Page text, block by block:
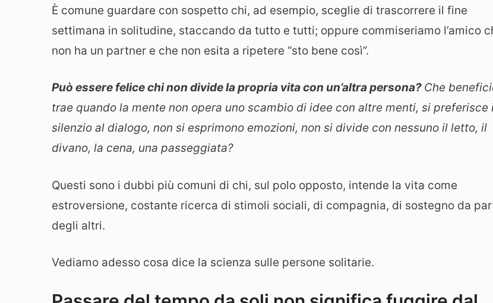
È comune guardare con sospetto chi, ad esempio, sceglie di trascorrere il fine
settimana in solitudine, staccando da tutto e tutti; oppure commiseriamo l’amico
non ha un partner e che non esita a ripetere “sto bene così”.
Può essere felice chi non divide la propria vita con un’altra persona? Che
trae quando la mente non opera uno scambio di idee con altre menti, si preferisce
silenzio al dialogo, non si esprimono emozioni, non si divide con nessuno il letto, il
divano, la cena, una passeggiata?
Questi sono i dubbi più comuni di chi, sul polo opposto, intende la vita come
estroversione, costante ricerca di stimoli sociali, di compagnia, di sostegno da
degli altri.
Vediamo adesso cosa dice la scienza sulle persone solitarie.